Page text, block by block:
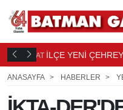
6 SAAT İLÇE YENİ
ANASAYFA
HABERLER